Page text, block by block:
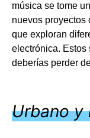
música se tome
nuevos proyectos
que exploran
electrónica. Estos
deberías perder
Urbano y